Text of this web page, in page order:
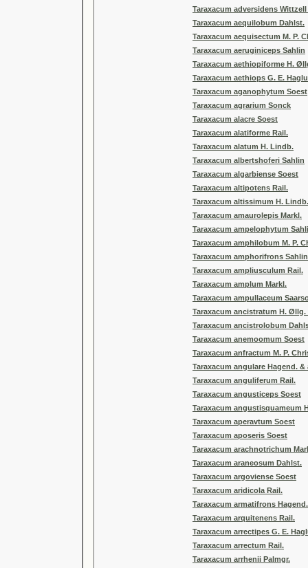
Taraxacum adversidens
Taraxacum aequilobum Dahlst.
Taraxacum aequisectum M. P.
Taraxacum aeruginiceps Sahlin
Taraxacum aethiopiforme H.
Taraxacum aethiops G. E.
Taraxacum aganophytum Soest
Taraxacum agrarium Sonck
Taraxacum alacre Soest
Taraxacum alatiforme Rail.
Taraxacum alatum H. Lindb.
Taraxacum albertshoferi Sahlin
Taraxacum algarbiense Soest
Taraxacum altipotens Rail.
Taraxacum altissimum H. Lindb.
Taraxacum amaurolepis Markl.
Taraxacum ampelophytum
Taraxacum amphilobum M. P.
Taraxacum amphorifrons Sahlin
Taraxacum ampliusculum Rail.
Taraxacum amplum Markl.
Taraxacum ampullaceum
Taraxacum ancistratum H. Øllg.
Taraxacum ancistrolobum
Taraxacum anemoomum Soest
Taraxacum anfractum M. P.
Taraxacum angulare Hagend. &
Taraxacum anguliferum Rail.
Taraxacum angusticeps Soest
Taraxacum angustisquameum
Taraxacum aperavtum Soest
Taraxacum aposeris Soest
Taraxacum arachnotrichum
Taraxacum araneosum Dahlst.
Taraxacum argoviense Soest
Taraxacum aridicola Rail.
Taraxacum armatifrons
Taraxacum arquitenens Rail.
Taraxacum arrectipes G. E.
Taraxacum arrectum Rail.
Taraxacum arrhenii Palmgr.